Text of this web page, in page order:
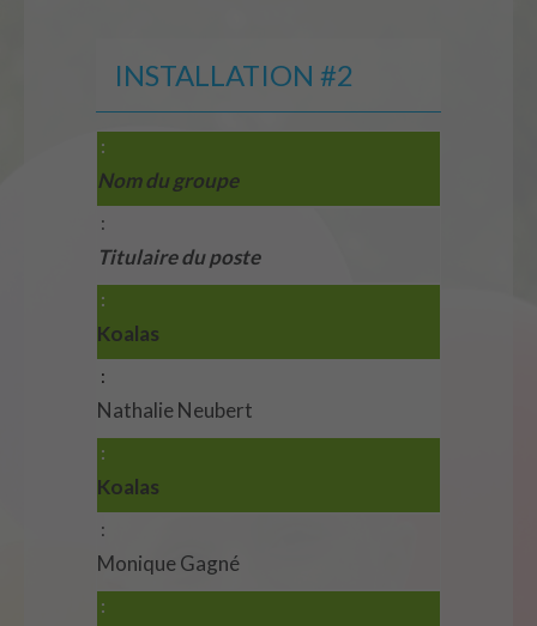
INSTALLATION #2
Nom du groupe
Titulaire du poste
Koalas
Nathalie Neubert
Koalas
Monique Gagné